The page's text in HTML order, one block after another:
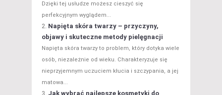
Dzięki tej usłudze możesz cieszyć się
perfekcyjnym wyglądem...
Napięta skóra twarzy – przyczyny,
objawy i skuteczne metody pielęgnacji
Napięta skóra twarzy to problem, który dotyka wiele
osób, niezależnie od wieku. Charakteryzuje się
nieprzyjemnym uczuciem kłucia i szczypania, a jej
matowa...
Jak wybrać najlepsze kosmetyki do